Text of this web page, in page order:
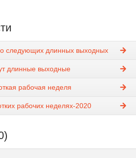
следующих длинных выходных
длинные выходные
рабочая неделя
рабочих неделях-2020